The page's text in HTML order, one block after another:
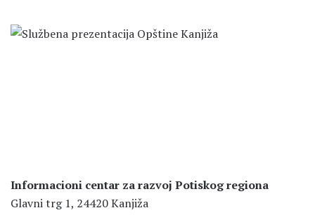
Informacioni centar za razvoj Potiskog regiona
Glavni trg 1, 24420 Kanjiža